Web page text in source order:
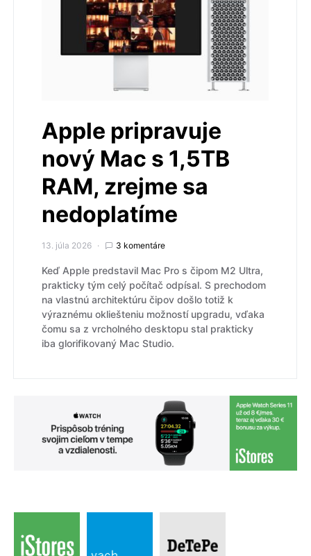
Apple pripravuje
nový Mac s 1,5TB
RAM, zrejme sa
nedoplatíme
13. júla 2026 3 komentáre
Keď Apple predstavil Mac Pro s čipom M2 Ultra,
prakticky tým celý počítač odpísal. S prechodom
na vlastnú architektúru čipov došlo totiž k
výraznému okliešteniu možností upgradu, vďaka
čomu sa z vrcholného desktopu stal prakticky
iba glorifikovaný Mac Studio.